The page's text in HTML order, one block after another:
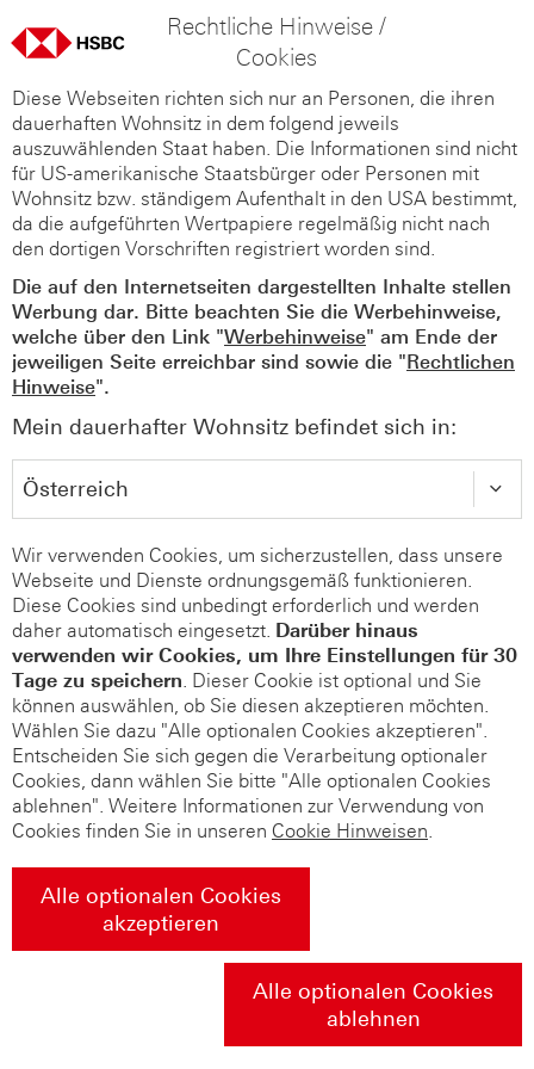
Rechtliche Hinweise /
Cookies
Diese Webseiten richten sich nur an Personen, die ihren
dauerhaften Wohnsitz in dem folgend jeweils
auszuwählenden Staat haben. Die Informationen sind nicht
für US-amerikanische Staatsbürger oder Personen mit
Wohnsitz bzw. ständigem Aufenthalt in den USA bestimmt,
da die aufgeführten Wertpapiere regelmäßig nicht nach
den dortigen Vorschriften registriert worden sind.
Die auf den Internetseiten dargestellten Inhalte stellen
Werbung dar. Bitte beachten Sie die Werbehinweise,
welche über den Link "Werbehinweise" am Ende der
jeweiligen Seite erreichbar sind sowie die "Rechtlichen
Hinweise".
Mein dauerhafter Wohnsitz befindet sich in:
Wir verwenden Cookies, um sicherzustellen, dass unsere
Webseite und Dienste ordnungsgemäß funktionieren.
Diese Cookies sind unbedingt erforderlich und werden
daher automatisch eingesetzt. Darüber hinaus
verwenden wir Cookies, um Ihre Einstellungen für 30
Tage zu speichern. Dieser Cookie ist optional und Sie
können auswählen, ob Sie diesen akzeptieren möchten.
Wählen Sie dazu "Alle optionalen Cookies akzeptieren".
Entscheiden Sie sich gegen die Verarbeitung optionaler
Cookies, dann wählen Sie bitte "Alle optionalen Cookies
ablehnen". Weitere Informationen zur Verwendung von
Cookies finden Sie in unseren Cookie Hinweisen.
Alle optionalen Cookies
akzeptieren
Alle optionalen Cookies
ablehnen